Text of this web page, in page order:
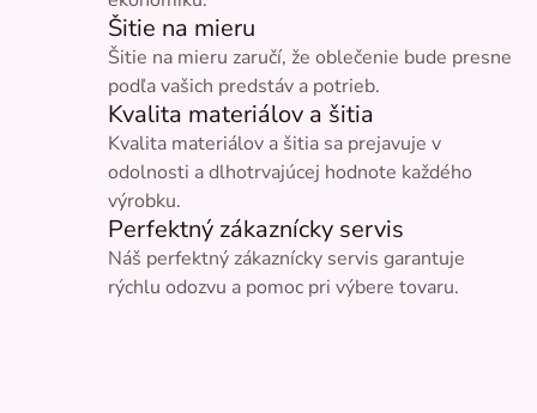
Šitie na mieru
Šitie na mieru zaručí, že oblečenie bude presne
podľa vašich predstáv a potrieb.
Kvalita materiálov a šitia
Kvalita materiálov a šitia sa prejavuje v
odolnosti a dlhotrvajúcej hodnote každého
výrobku.
Perfektný zákaznícky servis
Náš perfektný zákaznícky servis garantuje
rýchlu odozvu a pomoc pri výbere tovaru.